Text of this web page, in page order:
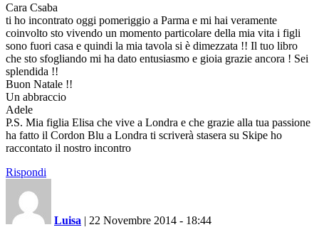
Cara Csaba
ti ho incontrato oggi pomeriggio a Parma e mi hai veramente
coinvolto sto vivendo un momento particolare della mia vita i figli
sono fuori casa e quindi la mia tavola si è dimezzata !! Il tuo libro
che sto sfogliando mi ha dato entusiasmo e gioia grazie ancora ! Sei
splendida !!
Buon Natale !!
Un abbraccio
Adele
P.S. Mia figlia Elisa che vive a Londra e che grazie alla tua passione
ha fatto il Cordon Blu a Londra ti scriverà stasera su Skipe ho
raccontato il nostro incontro
Rispondi
Luisa | 22 Novembre 2014 - 18:44